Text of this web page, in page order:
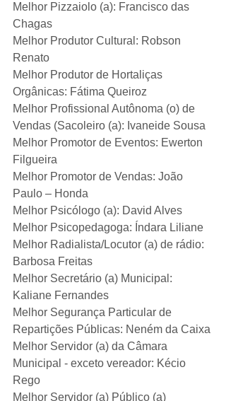
Melhor Pizzaiolo (a): Francisco das
Chagas
Melhor Produtor Cultural: Robson
Renato
Melhor Produtor de Hortaliças
Orgânicas: Fátima Queiroz
Melhor Profissional Autônoma (o) de
Vendas (Sacoleiro (a): Ivaneide Sousa
Melhor Promotor de Eventos: Ewerton
Filgueira
Melhor Promotor de Vendas: João
Paulo – Honda
Melhor Psicólogo (a): David Alves
Melhor Psicopedagoga: Índara Liliane
Melhor Radialista/Locutor (a) de rádio:
Barbosa Freitas
Melhor Secretário (a) Municipal:
Kaliane Fernandes
Melhor Segurança Particular de
Repartições Públicas: Neném da Caixa
Melhor Servidor (a) da Câmara
Municipal - exceto vereador: Kécio
Rego
Melhor Servidor (a) Público (a)